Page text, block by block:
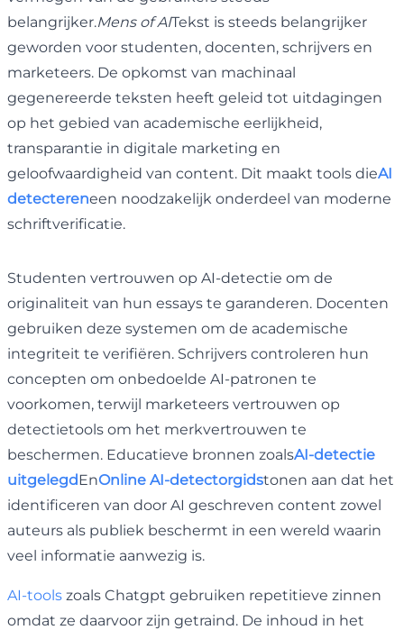
belangrijker.Mens of AITekst is steeds belangrijker
geworden voor studenten, docenten, schrijvers en
marketeers. De opkomst van machinaal
gegenereerde teksten heeft geleid tot uitdagingen
op het gebied van academische eerlijkheid,
transparantie in digitale marketing en
geloofwaardigheid van content. Dit maakt tools dieAI
detectereneen noodzakelijk onderdeel van moderne
schriftverificatie.
Studenten vertrouwen op AI-detectie om de
originaliteit van hun essays te garanderen. Docenten
gebruiken deze systemen om de academische
integriteit te verifiëren. Schrijvers controleren hun
concepten om onbedoelde AI-patronen te
voorkomen, terwijl marketeers vertrouwen op
detectietools om het merkvertrouwen te
beschermen. Educatieve bronnen zoalsAI-detectie
uitgelegdEnOnline AI-detectorgidstonen aan dat het
identificeren van door AI geschreven content zowel
auteurs als publiek beschermt in een wereld waarin
veel informatie aanwezig is.
AI-tools zoals Chatgpt gebruiken repetitieve zinnen
omdat ze daarvoor zijn getraind. De inhoud in het